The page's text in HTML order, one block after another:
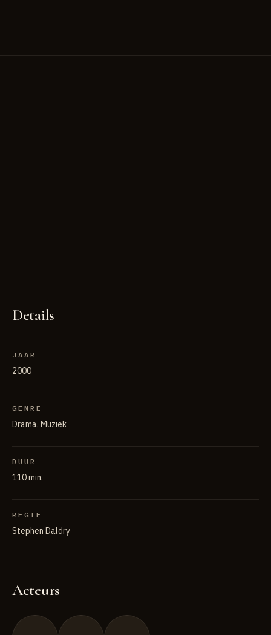
Details
JAAR
2000
GENRE
Drama, Muziek
DUUR
110 min.
REGIE
Stephen Daldry
Acteurs